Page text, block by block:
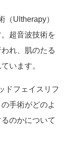
（Ultherapy）
超音波技術を
れ、肌のたる
います。
ドフェイスリフ
手術がどのよ
のかについて